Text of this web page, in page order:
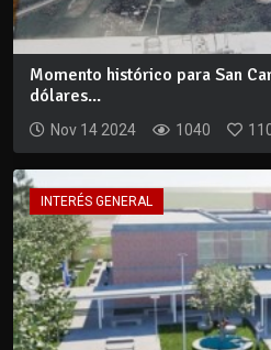
Momento histórico para San
dólares...
Nov 14 2024 1040
INTERÉS GENERAL